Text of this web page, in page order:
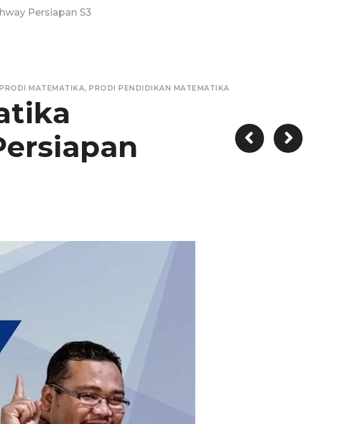
Persiapan S3
PRODI MATEMATIKA, PRODI PENDIDIKAN MATEMATIKA